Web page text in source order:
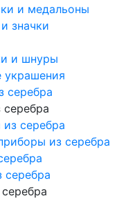
и медальоны
значки
и шнуры
украшения
серебра
серебра
из серебра
серебра